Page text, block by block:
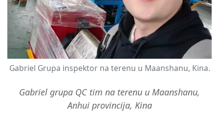
Gabriel Grupa inspektor na terenu u Maanshanu, Kina.
Gabriel grupa QC tim na terenu u Maanshanu,
Anhui provincija, Kina